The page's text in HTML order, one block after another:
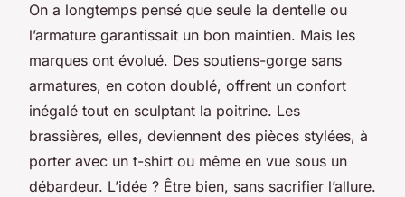
On a longtemps pensé que seule la dentelle ou
l’armature garantissait un bon maintien. Mais les
marques ont évolué. Des soutiens-gorge sans
armatures, en coton doublé, offrent un confort
inégalé tout en sculptant la poitrine. Les
brassières, elles, deviennent des pièces stylées, à
porter avec un t-shirt ou même en vue sous un
débardeur. L’idée ? Être bien, sans sacrifier l’allure.